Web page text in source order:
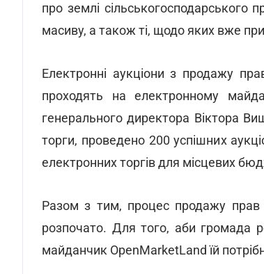
про землі сільськогосподарського
масиву, а також ті, щодо яких вже
Електронні аукціони з продажу
проходять на електронному
генерального директора Віктора
торги, проведено 200 успішних
електронних торгів для місцевих
Разом з тим, процес продажу
розпочато. Для того, аби громада
майданчик OpenMarketLand їй